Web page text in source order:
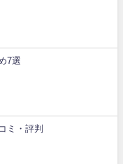
7選
ミ・評判